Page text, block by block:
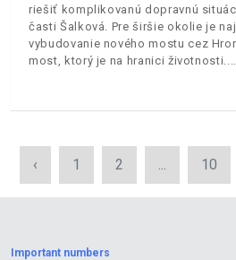
riešiť komplikovanú dopravnú
časti Šalková. Pre širšie okolie je
vybudovanie nového mostu cez
most, ktorý je na hranici životnosti.
‹ 1 2 ... 10
Important numbers